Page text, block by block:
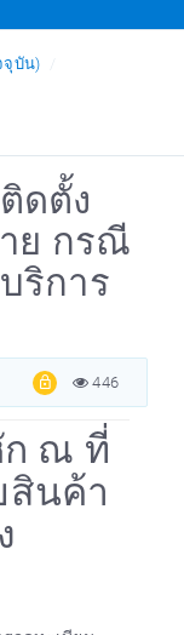
จุบัน)
ดตั้ง
ย กรณี
ริการ
446
ก ณ ที่
สินค้า